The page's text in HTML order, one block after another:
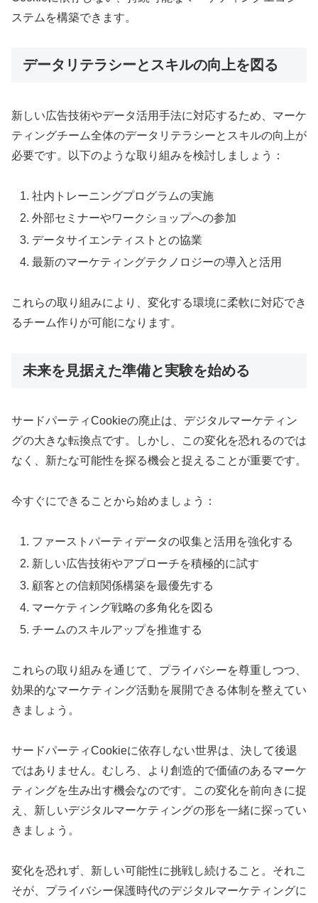
ステムを構築できます。
データリテラシーとスキルの向上を図る
新しい広告技術やデータ活用手法に対応するため、マーケ
ティングチーム全体のデータリテラシーとスキルの向上が
必要です。以下のような取り組みを検討しましょう：
社内トレーニングプログラムの実施
外部セミナーやワークショップへの参加
データサイエンティストとの協業
最新のマーケティングテクノロジーの導入と活用
これらの取り組みにより、変化する環境に柔軟に対応でき
るチーム作りが可能になります。
未来を見据えた準備と実験を始める
サードパーティCookieの廃止は、デジタルマーケティン
グの大きな転換点です。しかし、この変化を恐れるのでは
なく、新たな可能性を探る機会と捉えることが重要です。
今すぐにできることから始めましょう：
ファーストパーティデータの収集と活用を強化する
新しい広告技術やアプローチを積極的に試す
顧客との信頼関係構築を最優先する
マーケティング戦略の多角化を図る
チームのスキルアップを推進する
これらの取り組みを通じて、プライバシーを尊重しつつ、
効果的なマーケティング活動を展開できる体制を整えてい
きましょう。
サードパーティCookieに依存しない世界は、決して後退
ではありません。むしろ、より創造的で価値のあるマーケ
ティングを生み出す機会なのです。この変化を前向きに捉
え、新しいデジタルマーケティングの形を一緒に探ってい
きましょう。
変化を恐れず、新しい可能性に挑戦し続けること。それこ
そが、プライバシー保護時代のデジタルマーケティングに